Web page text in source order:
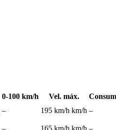
0-100 km/h Vel. máx.
– 195 km/h km/h –